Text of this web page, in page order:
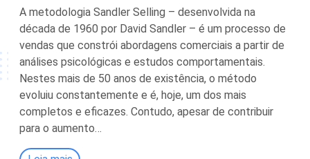
A metodologia Sandler Selling – desenvolvida na
década de 1960 por David Sandler – é um processo de
vendas que constrói abordagens comerciais a partir de
análises psicológicas e estudos comportamentais.
Nestes mais de 50 anos de existência, o método
evoluiu constantemente e é, hoje, um dos mais
completos e eficazes. Contudo, apesar de contribuir
para o aumento…